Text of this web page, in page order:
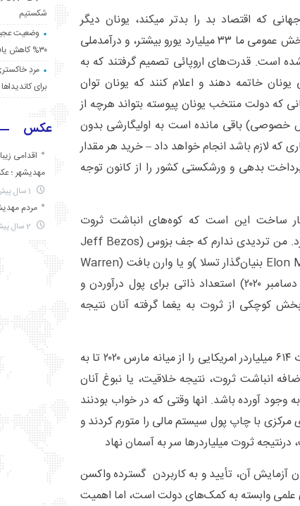
که اقتصاد بد را بدتر میکند، یونان دیگر
مسئله‌ای نیست، باوجودی که بدهی بخش عمومی ما ۳۳ میلیارد یورو بیشتر، و درآمدملی
۱۳ میلیارد یورو کمتر از سال ۲۰۱۵ شده است. قدرت‌های اروپائی تصمیم گرفتند که به
خاتمه دهند و اعلام کنند که یونان توان
که دولت‌ منتخب یونان پیوسته بتواند هرچه از
باقی مانده است به اولیگارشی بدون
که لازم باشد انجام خواهد داد – خرید هر مقدار
بدهی و ورشکستی کشور را از کانون توجه
رازی را که سال ۲۰۲۰ آشکار ساخت این است که کوه‌های انباشت ثروت
خصوصی، کمتر با کارآفرینی ارتباط دارد. من تردیدی ندارم که جف بزوس (Jeff Bezos
بنیان‌گذار آمازون)، الون ماسک (Elon Musk بنیان‌گذار تسلا )و یا وارن بافت (Warren
Buffett چهارمین ثروتمند جهان در دسامبر ۲۰۲۰) استعداد ذاتی برای پول درآوردن و
بخش کوچکی از ثروت به یغما گرفته آنان نتیجه
کافی است که افزایش فوق‌العاده ثروت ۶۱۴ میلیاردر امریکایی را از میانه مارس ۲۰۲۰ تا به
۹۳۲ میلیارد دلار اضافه انباشت ثروت، نتیجه خلاقیت، یا نبوغ آنان
وجود آورده باشد. انها وقتی که در خواب بودنند
با چاپ پول سیستم مالی را متورم کردند و
ثروت میلیاردرها سر به آسمان نهاد
کوید-۱۹، رایج شدن آزمایش آن، تأیید و به کاربردن گسترده واکسن
علمی وابسته به کمک‌های دولت است، اما اهمیت
شکستیم
وضعیت
۳۰% کاهش یافت
برای کاندیداها
عکس
اقدامی
مهدیشهر ؛
مردم مهدیشهر در